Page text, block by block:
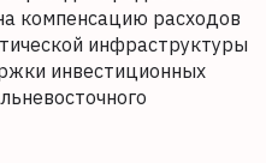
компенсацию расходов
инфраструктуры
инвестиционных